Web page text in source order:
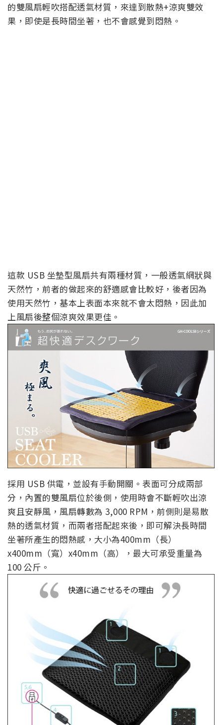
的雙風扇輕吹搭配透氣材質，來達到散熱+涼爽雙效
果，即使是長時間坐著，也不會感覺到悶熱。
這款 USB 坐墊型風扇共有兩種材質，一般透氣網狀與
天然竹，前者的做起來的舒適感會比較好，後者因為
使用天然竹，基本上表面本來就不會太悶熱，因此加
上風扇後整個涼爽效果更佳。
採用 USB 供電，並設有手動開關。表面可分成兩部
分，內置的雙風扇位於後側，使用時會不斷輕吹出涼
爽且安靜風，風扇轉數為 3,000 RPM，前側則是易散
熱的透氣材質，而兩者搭配起來後，即可解決長時間
坐著所產生的悶熱感，大小為400mm（長）
x400mm（寬）x40mm（高），最大可承受重量為
100 公斤。